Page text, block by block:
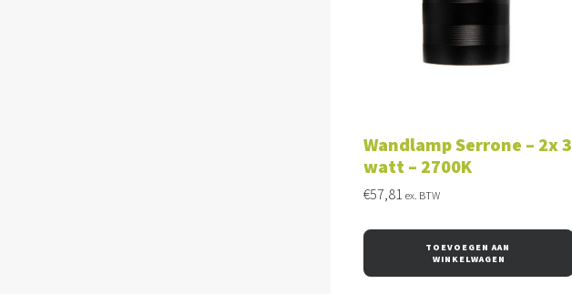
Wandlamp Serrone – 2x 3
watt – 2700K
€57,81 ex. BTW
TOEVOEGEN AAN
WINKELWAGEN